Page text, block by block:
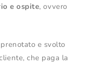
e ospite, ovvero
e svolto
che paga la